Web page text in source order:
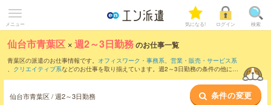
メニュー 気になる! ログイン 検索
仙台市青葉区 ×週2～3日勤務のお仕事一覧
青葉区の派遣のお仕事情報です。 オフィスワーク・事務系、 営業・販売・サービス系
、 クリエイティブ系などのお仕事を取り揃えています。週2～3日勤務の条件の他に、
仙台市青葉区 / 週2～3日勤務 条件の変更